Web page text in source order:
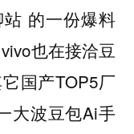
的一份爆料
也在接洽豆
国产TOP5厂
大波豆包Ai手